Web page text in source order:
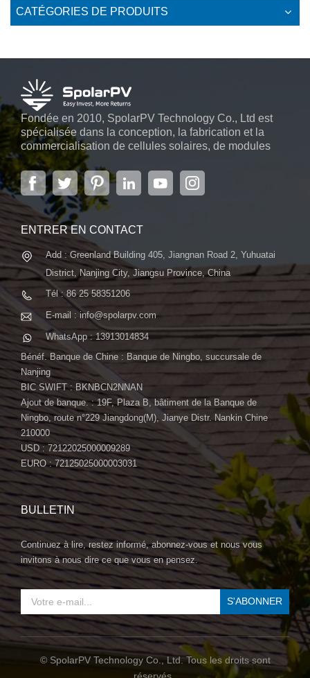
CATÉGORIES DE PRODUITS
Fondée en 2010, SpolarPV Technology Co., Ltd est
spécialisée dans la conception, la fabrication et la
commercialisation de cellules solaires, de modules
solaires et de systèmes d'énergie solaire. L'entreprise,
située dans la capitale de la province du Jiangsu, à
Nanjing, s'étendant sur 6 000 m2, dispose de
systèmes automatiques avancés...
ENTRER EN CONTACT
Add : Greenland Building 405, Jiangnan Road 2, Yuhuatai
District, Nanjing City, Jiangsu Province, China
Tél : 86 25 58351206
E-mail : info@spolarpv.com
WhatsApp : 13913014834
Bénéf. Banque de Chine : Banque de Ningbo, succursale de
Nanjing
BIC SWIFT : BKNBCN2NNAN
Ajout de banque. : 19F, Plaza B, bâtiment de la Banque de
Ningbo, route n°229 Jiangdong(M), Jianye Distr. Nankin Chine
210000
USD : 72122025000009289
EURO : 72125025000003031
BULLETIN
Continuez à lire, restez informé, abonnez-vous et nous vous
invitons à nous dire ce que vous en pensez.
© SpolarPV Technology Co., Ltd. Tous les droits sont